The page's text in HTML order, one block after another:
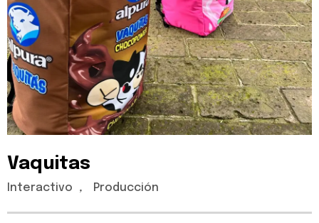
Vaquitas
Interactivo , Producción